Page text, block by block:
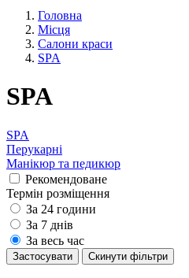
Головна
Місця
Салони краси
SPA
SPA
SPA
Перукарні
Манікюр та педикюр
Рекомендоване
Термін розміщення
За 24 години
За 7 днів
За весь час
Застосувати Cкинути фільтри